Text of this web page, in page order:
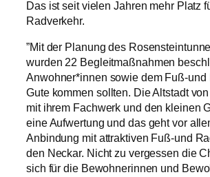
Stadt so gestalten, wie es der
Das ist seit vielen Jahren mehr Platz
”Mit der Planung des
wurden 22 Begleitmaßnahmen
Anwohner*innen sowie dem Fuß-und
Gute kommen sollten. Die Altstadt
mit ihrem Fachwerk und den kleinen
eine Aufwertung und das geht vor
Anbindung mit attraktiven Fuß-und
den Neckar. Nicht zu vergessen die